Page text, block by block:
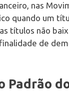
nas
quando um
títulos não
de
Padrão